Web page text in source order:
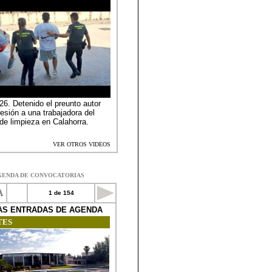
DE CONVOCATORIAS